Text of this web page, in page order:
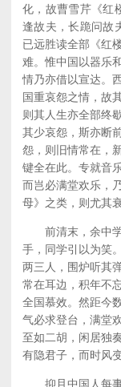
化，故曹雪芹《红
逢故夫，长跪问故
已远胜读全部《红
难。惟中国以器乐
情乃亦借以宣达。
国重哀怨之情，故
则其人生亦全部终
其少哀怨，斯亦断
怨，则旧情常在，
键全在此。专就音
而岂必满堂欢乐，
母》之类，则尤其
前清末，余中学
手，同学引以为笑
两三人，围炉听其
常在耳边，积年不
全国慕效。然距今
气必求登台，满堂
至如二胡，闲居独
有隐君子，而时风
抑且中国人每事